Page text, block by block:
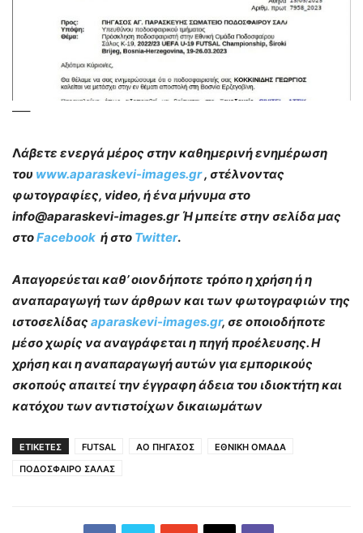
—–
Λάβετε ενεργά μέρος στην καθημερινή ενημέρωση
του www.aparaskevi-images.gr, στέλνοντας
φωτογραφίες, video, ή ένα μήνυμα στο
info@aparaskevi-images.gr Ή μπείτε στην σελίδα μας
στοFacebook ή στο Twitter.
Απαγορεύεται καθ’ οιονδήποτε τρόπο η χρήση ή η
αναπαραγωγή των άρθρων και των φωτογραφιών της
ιστοσελίδας aparaskevi-images.gr, σε οποιοδήποτε
μέσο χωρίς να αναγράφεται η πηγή προέλευσης. Η
χρήση και η αναπαραγωγή αυτών για εμπορικούς
σκοπούς απαιτεί την έγγραφη άδεια του ιδιοκτήτη και
κατόχου των αντιστοίχων δικαιωμάτων
ΕΤΙΚΕΤΕΣ FUTSAL ΑΟ ΠΗΓΑΣΟΣ
ΕΘΝΙΚΗ ΟΜΑΔΑ
ΠΟΔΟΣΦΑΙΡΟ ΣΑΛΑΣ